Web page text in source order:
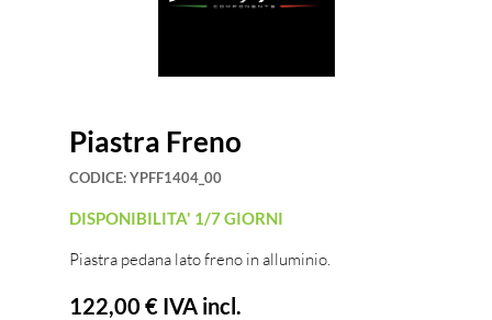
Piastra Freno
CODICE:YPFF1404_00
DISPONIBILITA' 1/7 GIORNI
Piastra pedana lato freno in alluminio.
122,00 € IVA incl.